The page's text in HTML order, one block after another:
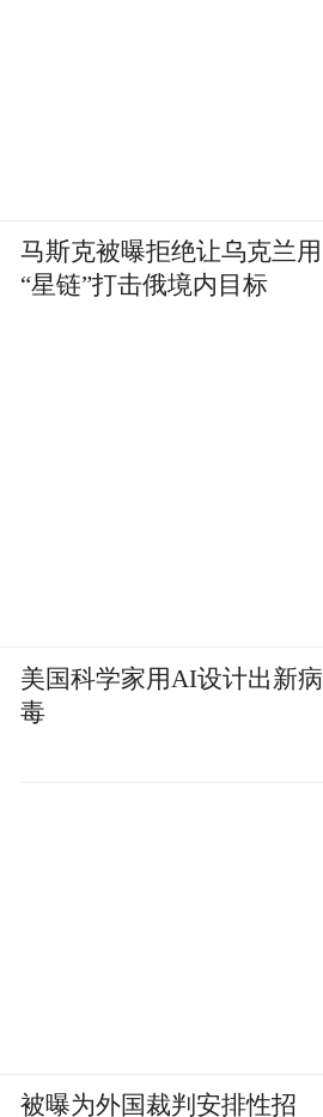
马斯克被曝拒绝让乌克兰用
“星链”打击俄境内目标
美国科学家用AI设计出新病
毒
被曝为外国裁判安排性招